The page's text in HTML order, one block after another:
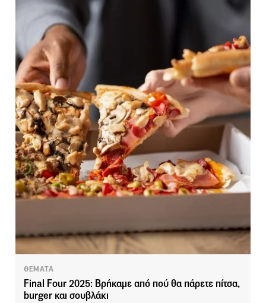
ΘΕΜΑΤΑ
Final Four 2025: Βρήκαμε από πού θα πάρετε πίτσα,
burger και σουβλάκι